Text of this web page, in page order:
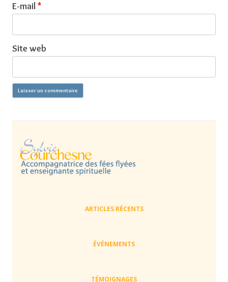
E-mail*
Site web
ARTICLES RÉCENTS
ÉVÉNEMENTS
TÉMOIGNAGES